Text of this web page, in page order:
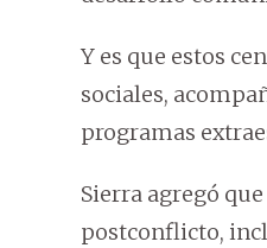
Y es que estos
sociales,
programas
Sierra agregó
postconflicto,